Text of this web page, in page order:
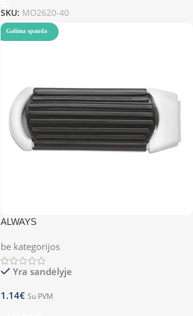
SKU: MO2620-40
Galima spauda
ALWAYS
be kategorijos
Yra sandėlyje
1.14€ Su PVM